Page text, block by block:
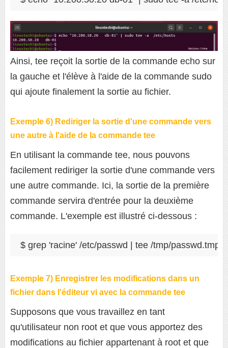
Ainsi, tee reçoit la sortie de la commande echo sur
la gauche et l'élève à l'aide de la commande sudo
qui ajoute finalement la sortie au fichier.
Exemple 6) Rediriger la sortie d'une commande vers
une autre à l'aide de la commande tee
En utilisant la commande tee, nous pouvons
facilement rediriger la sortie d'une commande vers
une autre commande. Ici, la sortie de la première
commande servira d'entrée pour la deuxième
commande. L'exemple est illustré ci-dessous :
$ grep 'racine' /etc/passwd | tee /tmp/passwd.tmp
Exemple 7) Enregistrer les modifications dans un
fichier dans l'éditeur vi avec la commande tee
Supposons que vous travaillez en tant
qu'utilisateur non root et que vous apportez des
modifications au fichier appartenant à root et que